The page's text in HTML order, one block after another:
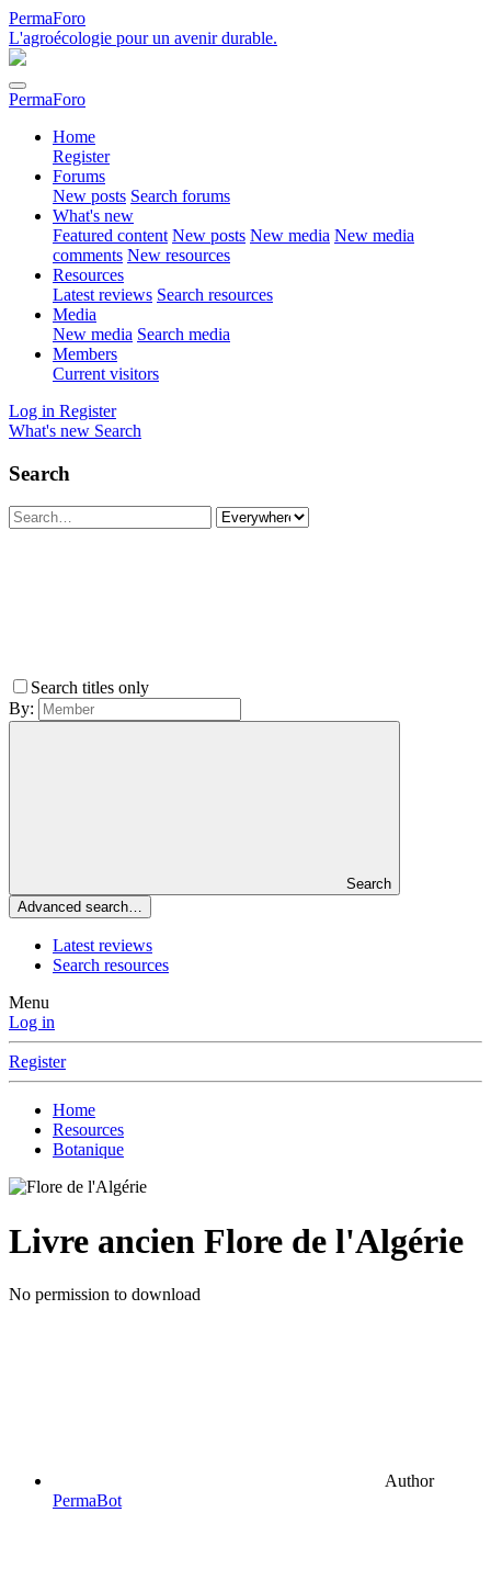
PermaForo
L'agroécologie pour un avenir durable.
PermaForo
Home
Register
Forums
New posts Search forums
What's new
Featured content New posts New media New media
comments New resources
Resources
Latest reviews Search resources
Media
New media Search media
Members
Current visitors
Log in Register
What's new Search
Search
Search titles only
By:
Search
Advanced search…
Latest reviews
Search resources
Menu
Log in
Register
Home
Resources
Botanique
Livre ancien Flore de l'Algérie
No permission to download
Author
PermaBot